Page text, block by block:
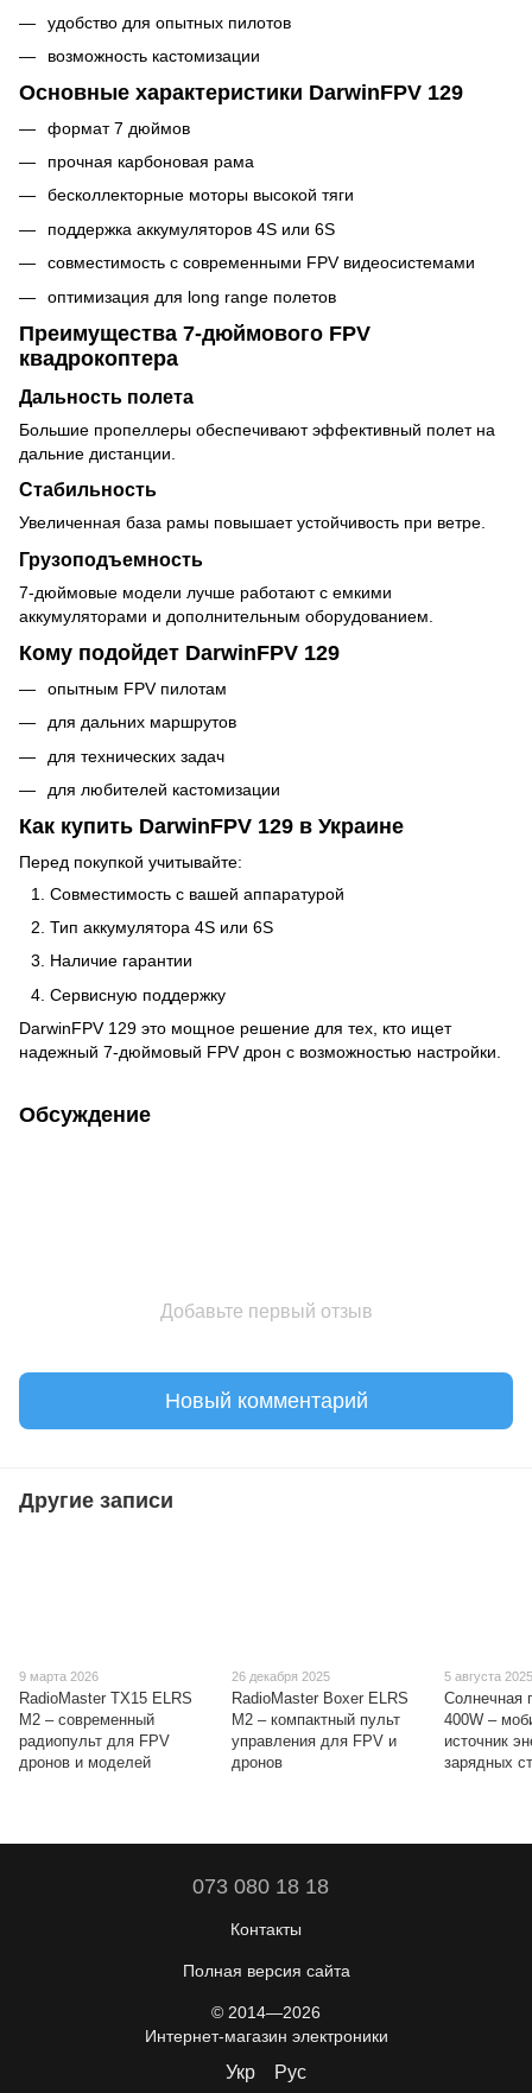
удобство для опытных пилотов
возможность кастомизации
Основные характеристики DarwinFPV 129
формат 7 дюймов
прочная карбоновая рама
бесколлекторные моторы высокой тяги
поддержка аккумуляторов 4S или 6S
совместимость с современными FPV видеосистемами
оптимизация для long range полетов
Преимущества 7-дюймового FPV
квадрокоптера
Дальность полета
Большие пропеллеры обеспечивают эффективный полет на
дальние дистанции.
Стабильность
Увеличенная база рамы повышает устойчивость при ветре.
Грузоподъемность
7-дюймовые модели лучше работают с емкими
аккумуляторами и дополнительным оборудованием.
Кому подойдет DarwinFPV 129
опытным FPV пилотам
для дальних маршрутов
для технических задач
для любителей кастомизации
Как купить DarwinFPV 129 в Украине
Перед покупкой учитывайте:
Совместимость с вашей аппаратурой
Тип аккумулятора 4S или 6S
Наличие гарантии
Сервисную поддержку
DarwinFPV 129 это мощное решение для тех, кто ищет
надежный 7-дюймовый FPV дрон с возможностью настройки.
Обсуждение
Добавьте первый отзыв
Новый комментарий
Другие записи
9 марта 2026
RadioMaster TX15 ELRS
M2 – современный
радиопульт для FPV
дронов и моделей
26 декабря 2025
RadioMaster Boxer ELRS
M2 – компактный пульт
управления для FPV и
дронов
5 августа
Солнечная
400W –
источник
зарядных
073 080 18 18
Контакты
Полная версия сайта
© 2014—2026
Интернет-магазин электроники
Укр Рус